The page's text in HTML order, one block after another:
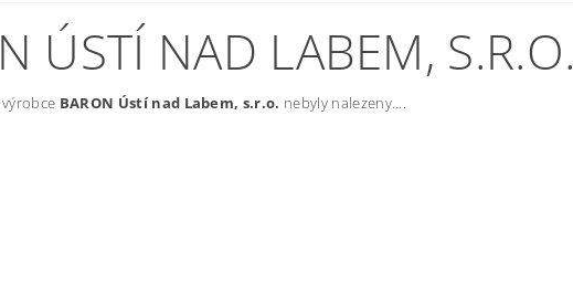
ÚSTÍ NAD LABEM, S.R.O.
BARON Ústí nad Labem, s.r.o. nebyly nalezeny....